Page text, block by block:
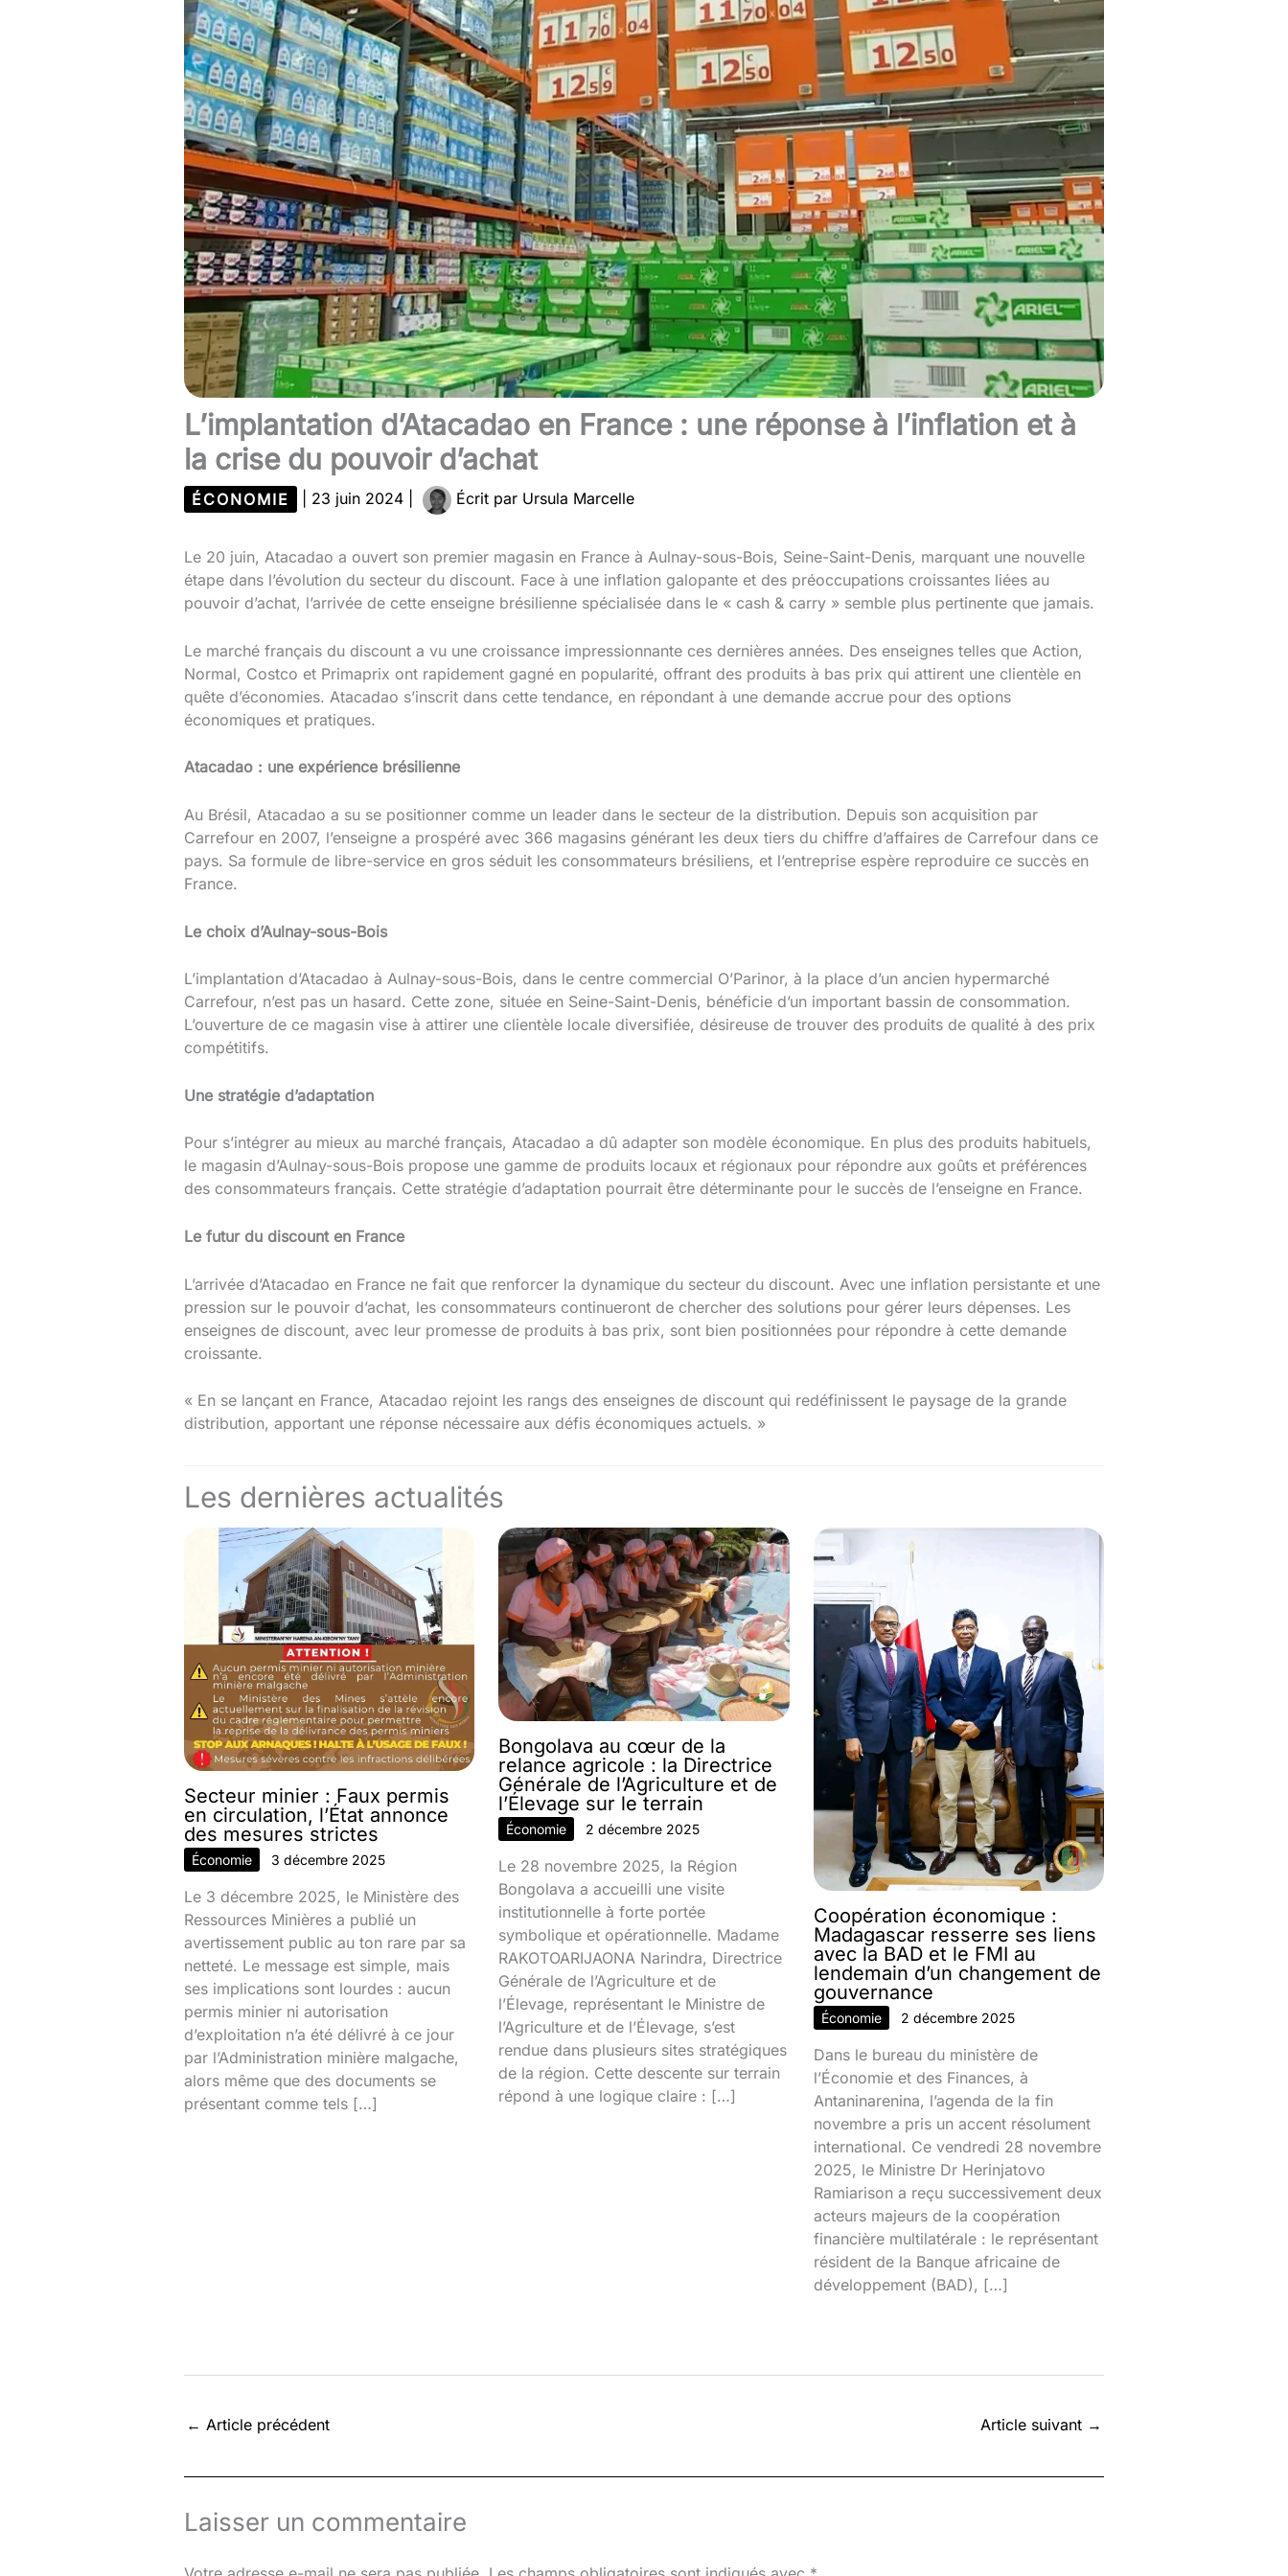
L’implantation d’Atacadao en France : une réponse à l’inflation et à
la crise du pouvoir d’achat
ÉCONOMIE 23 juin 2024 Écrit par Ursula Marcelle
Le 20 juin, Atacadao a ouvert son premier magasin en France à Aulnay-sous-Bois, Seine-Saint-Denis, marquant une nouvelle
étape dans l’évolution du secteur du discount. Face à une inflation galopante et des préoccupations croissantes liées au
pouvoir d’achat, l’arrivée de cette enseigne brésilienne spécialisée dans le « cash & carry » semble plus pertinente que jamais.
Le marché français du discount a vu une croissance impressionnante ces dernières années. Des enseignes telles que Action,
Normal, Costco et Primaprix ont rapidement gagné en popularité, offrant des produits à bas prix qui attirent une clientèle en
quête d’économies. Atacadao s’inscrit dans cette tendance, en répondant à une demande accrue pour des options
économiques et pratiques.
Atacadao : une expérience brésilienne
Au Brésil, Atacadao a su se positionner comme un leader dans le secteur de la distribution. Depuis son acquisition par
Carrefour en 2007, l’enseigne a prospéré avec 366 magasins générant les deux tiers du chiffre d’affaires de Carrefour dans ce
pays. Sa formule de libre-service en gros séduit les consommateurs brésiliens, et l’entreprise espère reproduire ce succès en
France.
Le choix d’Aulnay-sous-Bois
L’implantation d’Atacadao à Aulnay-sous-Bois, dans le centre commercial O’Parinor, à la place d’un ancien hypermarché
Carrefour, n’est pas un hasard. Cette zone, située en Seine-Saint-Denis, bénéficie d’un important bassin de consommation.
L’ouverture de ce magasin vise à attirer une clientèle locale diversifiée, désireuse de trouver des produits de qualité à des prix
compétitifs.
Une stratégie d’adaptation
Pour s’intégrer au mieux au marché français, Atacadao a dû adapter son modèle économique. En plus des produits habituels,
le magasin d’Aulnay-sous-Bois propose une gamme de produits locaux et régionaux pour répondre aux goûts et préférences
des consommateurs français. Cette stratégie d’adaptation pourrait être déterminante pour le succès de l’enseigne en France.
Le futur du discount en France
L’arrivée d’Atacadao en France ne fait que renforcer la dynamique du secteur du discount. Avec une inflation persistante et une
pression sur le pouvoir d’achat, les consommateurs continueront de chercher des solutions pour gérer leurs dépenses. Les
enseignes de discount, avec leur promesse de produits à bas prix, sont bien positionnées pour répondre à cette demande
croissante.
« En se lançant en France, Atacadao rejoint les rangs des enseignes de discount qui redéfinissent le paysage de la grande
distribution, apportant une réponse nécessaire aux défis économiques actuels. »
Les dernières actualités
Secteur minier : Faux permis
en circulation, l’État annonce
des mesures strictes
Économie 3 décembre 2025
Le 3 décembre 2025, le Ministère des
Ressources Minières a publié un
avertissement public au ton rare par sa
netteté. Le message est simple, mais
ses implications sont lourdes : aucun
permis minier ni autorisation
d’exploitation n’a été délivré à ce jour
par l’Administration minière malgache,
alors même que des documents se
présentant comme tels […]
Bongolava au cœur de la
relance agricole : la Directrice
Générale de l’Agriculture et de
l’Élevage sur le terrain
Économie 2 décembre 2025
Le 28 novembre 2025, la Région
Bongolava a accueilli une visite
institutionnelle à forte portée
symbolique et opérationnelle. Madame
RAKOTOARIJAONA Narindra, Directrice
Générale de l’Agriculture et de
l’Élevage, représentant le Ministre de
l’Agriculture et de l’Élevage, s’est
rendue dans plusieurs sites stratégiques
de la région. Cette descente sur terrain
répond à une logique claire : […]
Coopération économique :
Madagascar resserre ses liens
avec la BAD et le FMI au
lendemain d’un changement de
gouvernance
Économie 2 décembre 2025
Dans le bureau du ministère de
l’Économie et des Finances, à
Antaninarenina, l’agenda de la fin
novembre a pris un accent résolument
international. Ce vendredi 28 novembre
2025, le Ministre Dr Herinjatovo
Ramiarison a reçu successivement deux
acteurs majeurs de la coopération
financière multilatérale : le représentant
résident de la Banque africaine de
développement (BAD), […]
← Article précédent Article suivant →
Laisser un commentaire